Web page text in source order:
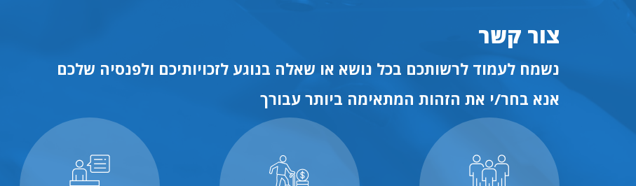
צור קשר
נשמח לעמוד לרשותכם בכל נושא או שאלה בנוגע לזכויותיכם ולפנסיה שלכם
אנא בחר/י את הזהות המתאימה ביותר עבורך